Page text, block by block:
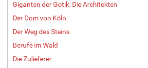
Giganten der Gotik: Die Architekten
Der Dom von Köln
Der Weg des Steins
Berufe im Wald
Die Zulieferer